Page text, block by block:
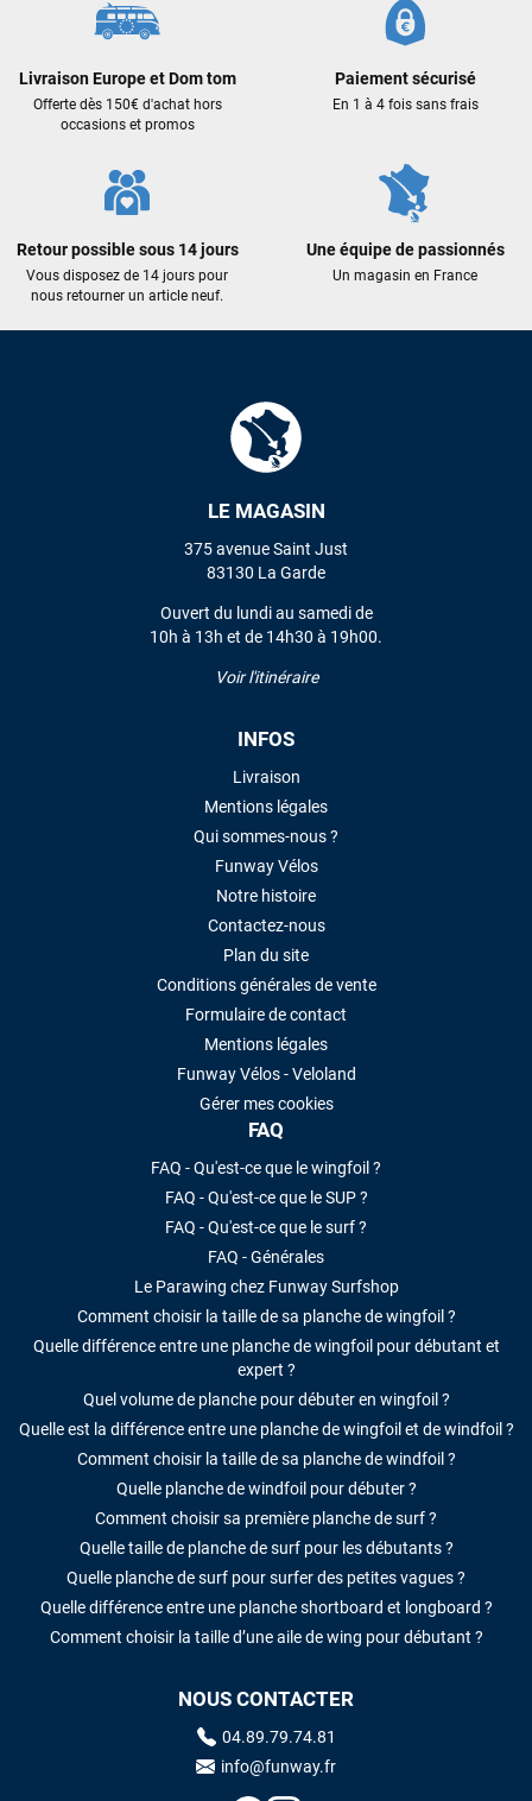
Livraison Europe et Dom tom
Offerte dès 150€ d'achat hors
occasions et promos
Paiement sécurisé
En 1 à 4 fois sans frais
Retour possible sous 14 jours
Vous disposez de 14 jours pour
nous retourner un article neuf.
Une équipe de passionnés
Un magasin en France
LE MAGASIN
375 avenue Saint Just
83130 La Garde
Ouvert du lundi au samedi de
10h à 13h et de 14h30 à 19h00.
Voir l'itinéraire
INFOS
Livraison
Mentions légales
Qui sommes-nous ?
Funway Vélos
Notre histoire
Contactez-nous
Plan du site
Conditions générales de vente
Formulaire de contact
Mentions légales
Funway Vélos - Veloland
Gérer mes cookies
FAQ
FAQ - Qu'est-ce que le wingfoil ?
FAQ - Qu'est-ce que le SUP ?
FAQ - Qu'est-ce que le surf ?
FAQ - Générales
Le Parawing chez Funway Surfshop
Comment choisir la taille de sa planche de wingfoil ?
Quelle différence entre une planche de wingfoil pour débutant et
expert ?
Quel volume de planche pour débuter en wingfoil ?
Quelle est la différence entre une planche de wingfoil et de windfoil ?
Comment choisir la taille de sa planche de windfoil ?
Quelle planche de windfoil pour débuter ?
Comment choisir sa première planche de surf ?
Quelle taille de planche de surf pour les débutants ?
Quelle planche de surf pour surfer des petites vagues ?
Quelle différence entre une planche shortboard et longboard ?
Comment choisir la taille d’une aile de wing pour débutant ?
NOUS CONTACTER
04.89.79.74.81
info@funway.fr
François
il y a un mois
J’ai commandé un pack via leur site internet. À peine la
commande validée, le magasin m’a appelé pour confirmer
avec moi les caractéristiques des équipements, me conseiller
sur le matériel à choisir, et m’a même offert du matériel en
le lendemain, et j’ai bien reçu tout le matériel dans un colis
propre et soigné. Plus qu’à tester ça sur l’eau ! Je
recommande vivement ce magasin pour son
encore pour cette severne dyno !
J'ai acheté une voile d'occasion depuis Tahiti. Super service.
L'envoi a été rapide. La voile est arrivée en super état.